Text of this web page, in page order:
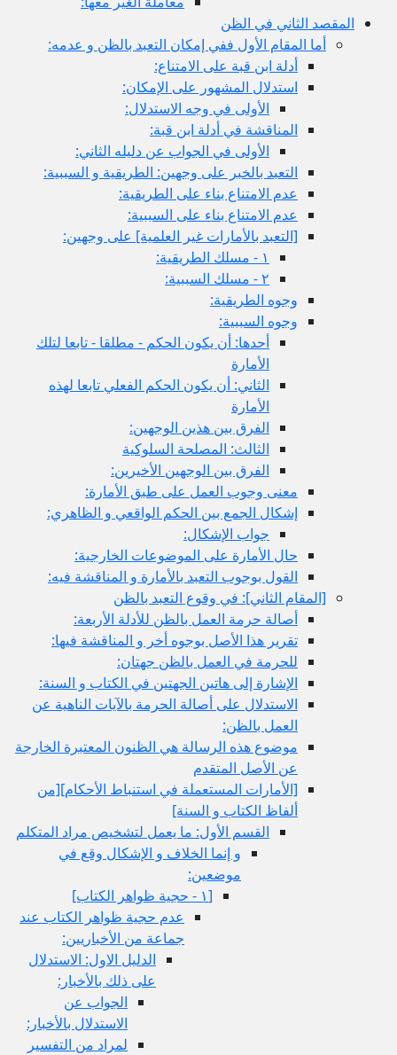
في الظن
الأول ففي إمكان التعبد بالظن و عدمه:
أدلة ابن قبة على الامتناع:
استدلال المشهور على الإمكان:
الأولى في وجه الاستدلال:
المناقشة في أدلة ابن قبة:
الأولى في الجواب عن دليله الثاني:
التعبد بالخبر على وجهين: الطريقية و السببية:
عدم الامتناع بناء على الطريقية:
عدم الامتناع بناء على السببية:
[التعبد بالأمارات غير العلمية] على وجهين:
وجوه الطريقية:
أحدها: أن يكون الحكم - مطلقا - تابعا لتلك
الثاني: أن يكون الحكم الفعلي تابعا لهذه
الفرق بين هذين الوجهين:
الثالث: المصلحة السلوكية
الفرق بين الوجهين الأخيرين:
معنى وجوب العمل على طبق الأمارة:
إشكال الجمع بين الحكم الواقعي و الظاهري:
جواب الإشكال:
حال الأمارة على الموضوعات الخارجية:
القول بوجوب التعبد بالأمارة و المناقشة فيه:
الثاني‏]: في وقوع التعبد بالظن
أصالة حرمة العمل بالظن للأدلة الأربعة:
تقرير هذا الأصل بوجوه أخر و المناقشة فيها:
للحرمة في العمل بالظن جهتان:
الإشارة إلى هاتين الجهتين في الكتاب و السنة:
الاستدلال على أصالة الحرمة بالآيات الناهية عن
موضوع هذه الرسالة هي الظنون المعتبرة الخارجة
عن الأصل المتقدم
[الأمارات المستعملة في استنباط الأحكام‏][من
ألفاظ الكتاب و السنة]
القسم الأول: ما يعمل لتشخيص مراد المتكلم
و إنما الخلاف و الإشكال وقع في
عدم حجية ظواهر الكتاب عند
جماعة من الأخباريين:
الدليل الاول: الاستدلال
على ذلك بالأخبار:
الاستدلال بالأخبار:
لمراد من التفسير